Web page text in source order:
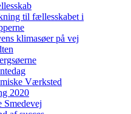
til fællesskabet i
klimasøer på vej
Værksted
2020
Smedevej